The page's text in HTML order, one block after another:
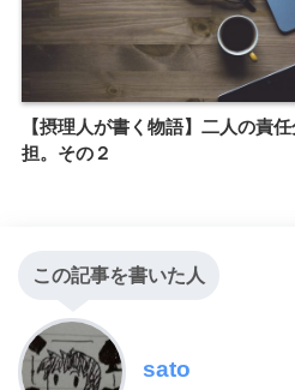
【摂理人が書く物語】二人の責
担。その２
この記事を書いた人
sato